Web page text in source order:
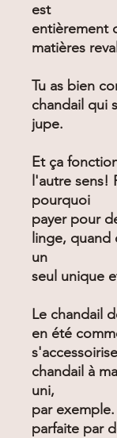
est
entièrement
matières
Tu as bien
chandail qui
jupe.
Et ça
l'autre sens!
pourquoi
payer pour
linge,
un
seul unique
Le chandail
en été
chandail à
uni,
par
parfaite par